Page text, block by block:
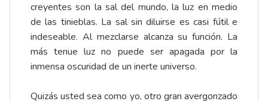
creyentes son la sal del mundo, la luz en medio
de las tinieblas. La sal sin diluirse es casi fútil e
indeseable. Al mezclarse alcanza su función. La
más tenue luz no puede ser apagada por la
inmensa oscuridad de un inerte universo.
Quizás usted sea como yo, otro gran avergonzado